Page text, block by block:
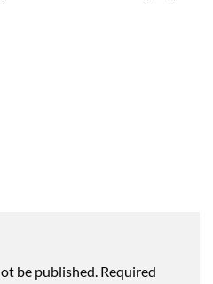
be published. Required